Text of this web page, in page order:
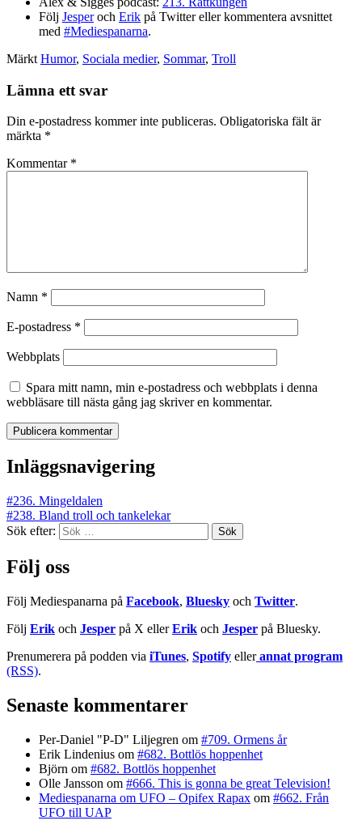
Följ Jesperoch Erik på Twitter eller kommentera avsnittet
med #Mediespanarna.
Märkt Humor, Sociala medier, Sommar, Troll
Lämna ett svar
Din e-postadress kommer inte publiceras. Obligatoriska fält är
märkta *
Kommentar *
Namn *
E-postadress *
Webbplats
Spara mitt namn, min e-postadress och webbplats i denna
webbläsare till nästa gång jag skriver en kommentar.
Inläggsnavigering
#236. Mingeldalen
#238. Bland troll och tankelekar
Sök efter:
Följ oss
Följ Mediespanarna på Facebook, Bluesky och Twitter.
Följ Erik och Jesper på X ellerErik och Jesper på Bluesky.
Prenumerera på podden via iTunes, Spotify eller annat program
(RSS).
Senaste kommentarer
Per-Daniel "P-D" Liljegren om #709. Ormens år
Erik Lindenius om #682. Bottlös hoppenhet
Björn om #682. Bottlös hoppenhet
Olle Jansson om #666. This is gonna be great Television!
Mediespanarna om UFO – Opifex Rapax om #662. Från
UFO till UAP